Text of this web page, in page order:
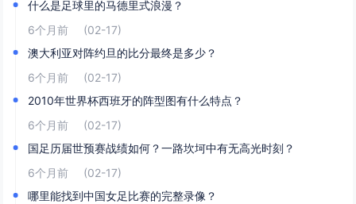
什么是足球里的马德里式浪漫？
6个月前
(02-17)
澳大利亚对阵约旦的比分最终是多少？
6个月前
(02-17)
2010年世界杯西班牙的阵型图有什么特点？
6个月前
(02-17)
国足历届世预赛战绩如何？一路坎坷中有无高光时刻？
6个月前
(02-17)
哪里能找到中国女足比赛的完整录像？